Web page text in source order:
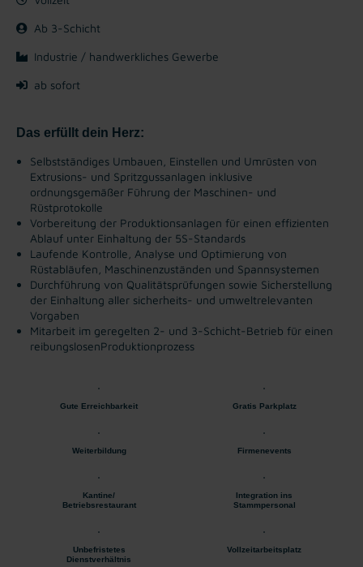
Ab 3-Schicht
Industrie / handwerkliches Gewerbe
ab sofort
Das erfüllt dein Herz:
Selbstständiges Umbauen, Einstellen und Umrüsten von
Extrusions- und Spritzgussanlagen inklusive
ordnungsgemäßer Führung der Maschinen- und
Rüstprotokolle
Vorbereitung der Produktionsanlagen für einen effizienten
Ablauf unter Einhaltung der 5S-Standards
Laufende Kontrolle, Analyse und Optimierung von
Rüstabläufen, Maschinenzuständen und Spannsystemen
Durchführung von Qualitätsprüfungen sowie Sicherstellung
der Einhaltung aller sicherheits- und umweltrelevanten
Vorgaben
Mitarbeit im geregelten 2- und 3-Schicht-Betrieb für einen
reibungslosenProduktionprozess
Gute Erreichbarkeit Gratis Parkplatz
Weiterbildung Firmenevents
Kantine/
Betriebsrestaurant
Integration ins
Stammpersonal
Unbefristetes
Dienstverhältnis
Vollzeitarbeitsplatz